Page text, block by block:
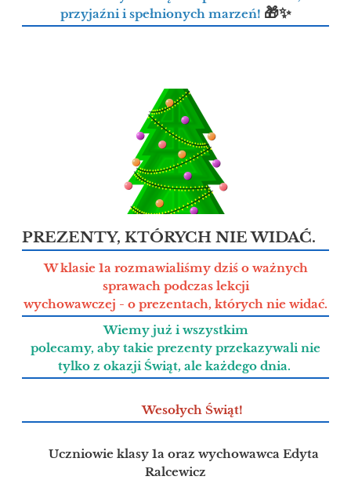
przyjaźni i spełnionych marzeń! 🎁✨
PREZENTY, KTÓRYCH NIE WIDAĆ.
W klasie 1a rozmawialiśmy dziś o ważnych
sprawach podczas lekcji
wychowawczej - o prezentach, których nie widać.
Wiemy już i wszystkim
polecamy, aby takie prezenty przekazywali nie
tylko z okazji Świąt, ale każdego dnia.
Wesołych Świąt!
Uczniowie klasy 1a oraz wychowawca Edyta
Ralcewicz